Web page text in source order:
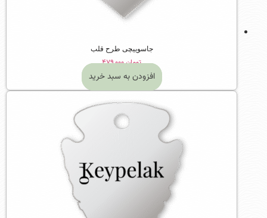
جاسوییچی طرح قلب
تومان۴۷۹,۰۰۰
افزودن به سبد خرید